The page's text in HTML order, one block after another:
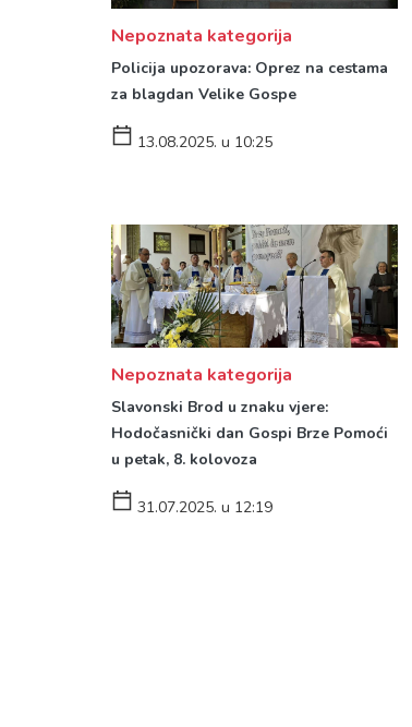
Nepoznata kategorija
Policija upozorava: Oprez na cestama
za blagdan Velike Gospe
13.08.2025. u 10:25
Nepoznata kategorija
Slavonski Brod u znaku vjere:
Hodočasnički dan Gospi Brze Pomoći
u petak, 8. kolovoza
31.07.2025. u 12:19